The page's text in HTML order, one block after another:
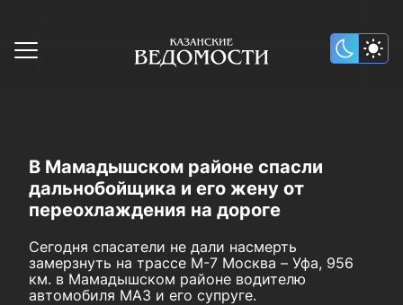
В Мамадышском районе спасли
дальнобойщика и его жену от
переохлаждения на дороге
Сегодня спасатели не дали насмерть
замерзнуть на трассе М-7 Москва – Уфа, 956
км. в Мамадышском районе водителю
автомобиля МАЗ и его супруге.